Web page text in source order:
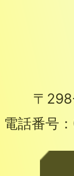
〒
電話番号：